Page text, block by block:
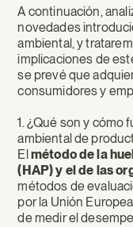
A continuación,
novedades
ambiental, y
implicaciones de
se prevé que
consumidores y
1. ¿Qué son y cómo
ambiental de
El método de la
(HAP) y el de las
métodos de
por la Unión
de medir el